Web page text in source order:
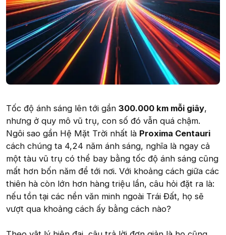
Tốc độ ánh sáng lên tới gần 300.000 km mỗi giây,
nhưng ở quy mô vũ trụ, con số đó vẫn quá chậm.
Ngôi sao gần Hệ Mặt Trời nhất là Proxima Centauri
cách chúng ta 4,24 năm ánh sáng, nghĩa là ngay cả
một tàu vũ trụ có thể bay bằng tốc độ ánh sáng cũng
mất hơn bốn năm để tới nơi. Với khoảng cách giữa các
thiên hà còn lớn hơn hàng triệu lần, câu hỏi đặt ra là:
nếu tồn tại các nền văn minh ngoài Trái Đất, họ sẽ
vượt qua khoảng cách ấy bằng cách nào?